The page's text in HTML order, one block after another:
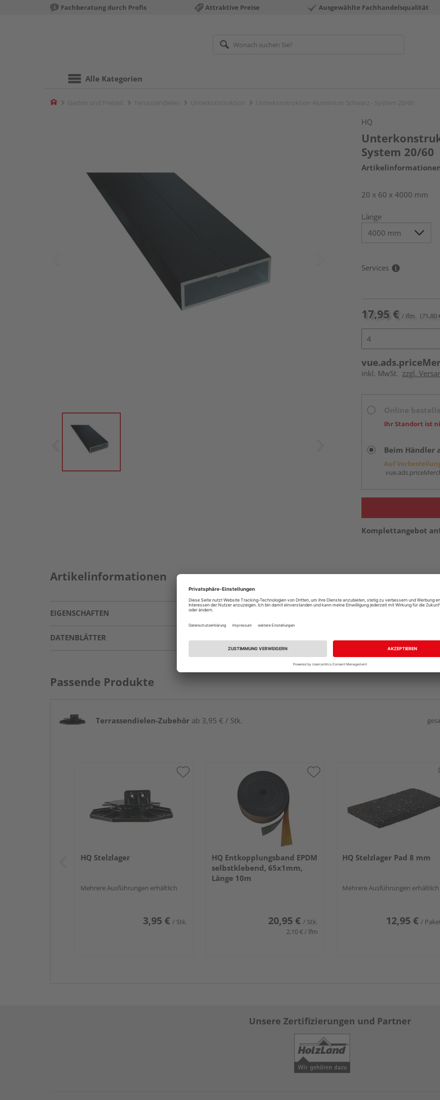
Fachberatung durch Profis Attraktive Preise Ausgewählte Fachhandelsqualität
Alle Kategorien
Home
HQ
System 20/60
20 x 60 x 4000 mm
Länge
Services
17,95 € / lfm (71,80
inkl. MwSt. zzgl.
Ihr Standort ist
Beim Händler
Auf
Komplettangebot
Artikelinformationen
EIGENSCHAFTEN
DATENBLÄTTER
Passende Produkte
Terrassendielen-Zubehör ab 3,95 € / Stk.
HQ Stelzlager
Mehrere Ausführungen erhältlich
3,95 € / Stk.
HQ Entkopplungsband EPDM
selbstklebend, 65x1mm,
Länge 10m
20,95 € / Stk.
2,10 € / lfm
HQ Stelzlager Pad 8 mm
Mehrere Ausführungen erhältlich
12,95 € /
Unsere Zertifizierungen und Partner